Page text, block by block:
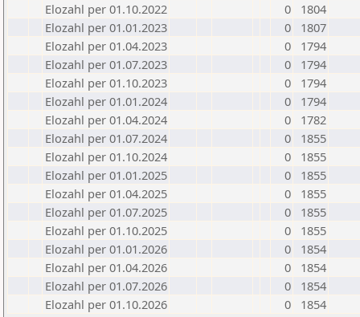
Elozahl per 01.10.2022
0
1804
Elozahl per 01.01.2023
0
1807
Elozahl per 01.04.2023
0
1794
Elozahl per 01.07.2023
0
1794
Elozahl per 01.10.2023
0
1794
Elozahl per 01.01.2024
0
1794
Elozahl per 01.04.2024
0
1782
Elozahl per 01.07.2024
0
1855
Elozahl per 01.10.2024
0
1855
Elozahl per 01.01.2025
0
1855
Elozahl per 01.04.2025
0
1855
Elozahl per 01.07.2025
0
1855
Elozahl per 01.10.2025
0
1855
Elozahl per 01.01.2026
0
1854
Elozahl per 01.04.2026
0
1854
Elozahl per 01.07.2026
0
1854
Elozahl per 01.10.2026
0 1854